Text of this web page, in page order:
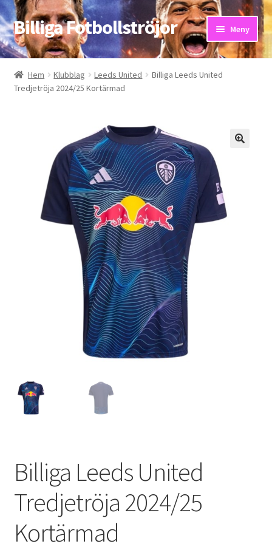
Hoppa
till
navigering
Hoppa
till
innehåll
Billiga Fotbollströjor Meny
Hem
Bloggar
Kontakta oss
Mitt konto
Hem Klubblag Leeds United
Billiga Leeds United
Tredjetröja 2024/25 Kortärmad
Billiga Leeds United
Tredjetröja 2024/25
Kortärmad